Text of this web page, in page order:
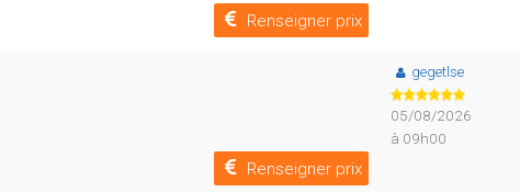
Renseigner prix
Renseigner prix
gegetlse
05/08/2026
à 09h00